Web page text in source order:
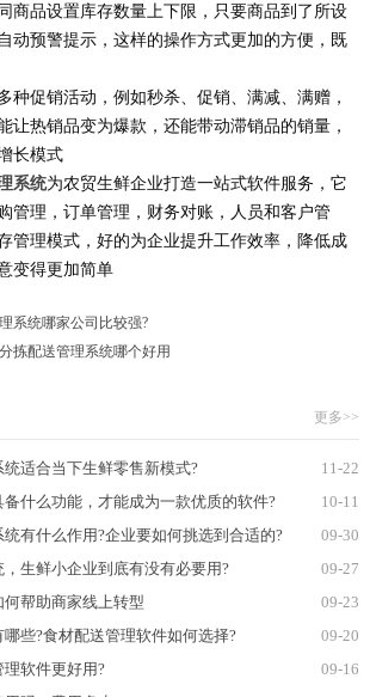
品设置库存数量上下限，只要商品到了所设
动预警提示，这样的操作方式更加的方便，既
促销活动，例如秒杀、促销、满减、满赠，
让热销品变为爆款，还能带动滞销品的销量，
长模式
系统为农贸生鲜企业打造一站式软件服务，它
管理，订单管理，财务对账，人员和客户管
管理模式，好的为企业提升工作效率，降低成
变得更加简单
系统哪家公司比较强?
拣配送管理系统哪个好用
更多>>
11-22
适合当下生鲜零售新模式?
10-11
什么功能，才能成为一款优质的软件?
09-30
有什么作用?企业要如何挑选到合适的?
09-27
生鲜小企业到底有没有必要用?
09-23
帮助商家线上转型
09-20
些?食材配送管理软件如何选择?
09-16
软件更好用?